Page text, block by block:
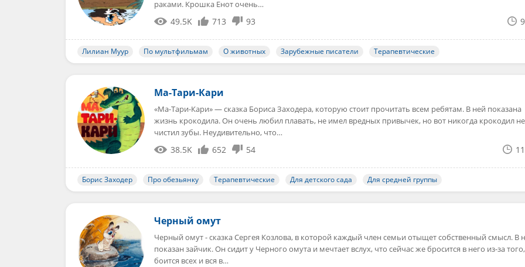
раками. Крошка Енот очень…
49.5K 713 93
Лилиан Муур По мультфильмам О животных Зарубежные писатели Терапевтические
Ма-Тари-Кари
«Ма-Тари-Кари» — сказка Бориса Заходера, которую стоит прочитать всем ребятам. В ней показана
жизнь крокодила. Он очень любил плавать, не имел вредных привычек, но вот никогда крокодил не
чистил зубы. Неудивительно, что…
38.5K 652 54
Борис Заходер Про обезьянку Терапевтические Для детского сада Для средней группы
Черный омут
Черный омут - сказка Сергея Козлова, в которой каждый член семьи отыщет собственный смысл. В
показан зайчик. Он сидит у Черного омута и мечтает вслух, что сейчас же бросится в него из-за
боится всех и вся в…